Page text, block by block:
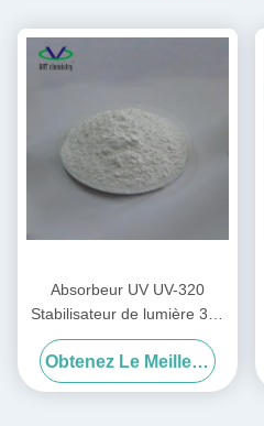
Absorbeur UV UV-320
Stabilisateur de lumière 320
pour PC/résines
insaturées/PVC
Obtenez Le Meilleur Prix